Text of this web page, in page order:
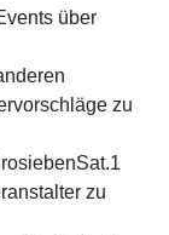
über
zu
zu